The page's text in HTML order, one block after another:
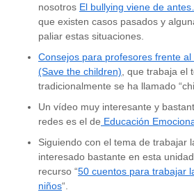
nosotros El bullying viene de
que existen casos pasados y
paliar estas situaciones.
Consejos para profesores frente
(Save the children) , que trabaja el
tradicionalmente se ha llamado
Un vídeo muy interesante y
redes es el de Educación
Siguiendo con el tema de trabajar
interesado bastante en esta
recurso “50 cuentos para trabajar
niños“.